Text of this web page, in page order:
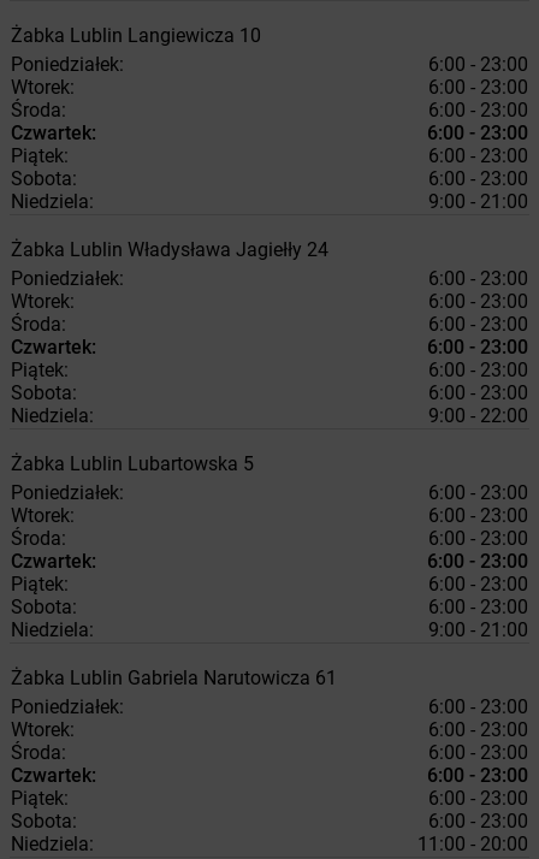
Żabka Lublin Langiewicza 10
Poniedziałek:
6:00 - 23:00
Wtorek:
6:00 - 23:00
Środa:
6:00 - 23:00
Czwartek:
6:00 - 23:00
Piątek:
6:00 - 23:00
Sobota:
6:00 - 23:00
Niedziela:
9:00 - 21:00
Żabka Lublin Władysława Jagiełły 24
Poniedziałek:
6:00 - 23:00
Wtorek:
6:00 - 23:00
Środa:
6:00 - 23:00
Czwartek:
6:00 - 23:00
Piątek:
6:00 - 23:00
Sobota:
6:00 - 23:00
Niedziela:
9:00 - 22:00
Żabka Lublin Lubartowska 5
Poniedziałek:
6:00 - 23:00
Wtorek:
6:00 - 23:00
Środa:
6:00 - 23:00
Czwartek:
6:00 - 23:00
Piątek:
6:00 - 23:00
Sobota:
6:00 - 23:00
Niedziela:
9:00 - 21:00
Żabka Lublin Gabriela Narutowicza 61
Poniedziałek:
6:00 - 23:00
Wtorek:
6:00 - 23:00
Środa:
6:00 - 23:00
Czwartek:
6:00 - 23:00
Piątek:
6:00 - 23:00
Sobota:
6:00 - 23:00
Niedziela:
11:00 - 20:00